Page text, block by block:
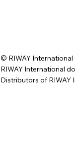
© RIWAY International
RIWAY International
Distributors of RIWAY